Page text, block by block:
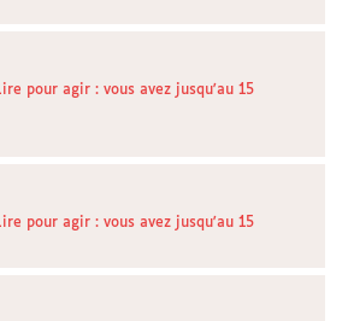
pour agir : vous avez jusqu'au 15
pour agir : vous avez jusqu'au 15